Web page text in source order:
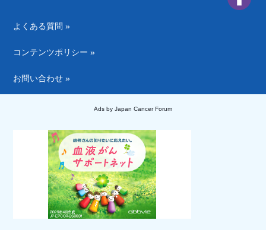
よくある質問 »
コンテンツポリシー »
お問い合わせ »
Ads by Japan Cancer Forum